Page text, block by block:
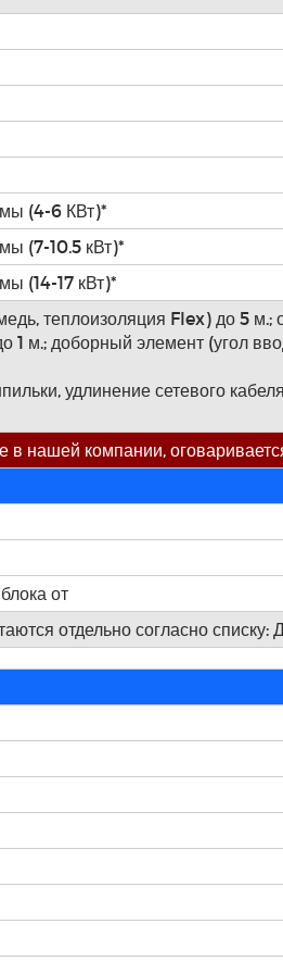
(4-6 КВт)*
(7-10.5 кВт)*
(14-17 кВт)*
теплоизоляция Flex) до 5 м.;
м.; доборный элемент (угол
удлинение сетевого
в нашей компании,
от
отдельно согласно